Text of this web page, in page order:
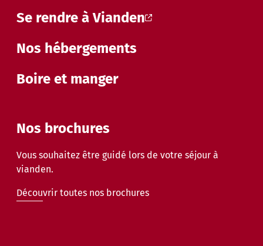
Se rendre à Vianden
Nos hébergements
Boire et manger
Nos brochures
Vous souhaitez être guidé lors de votre séjour à
vianden.
Découvrir toutes nos brochures